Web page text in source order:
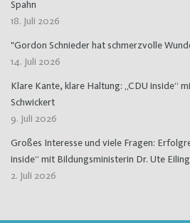
Spahn
18. Juli 2026
"Gordon Schnieder hat schmerzvolle
14. Juli 2026
Klare Kante, klare Haltung: „CDU inside“
Schwickert
9. Juli 2026
Großes Interesse und viele Fragen:
inside“ mit Bildungsministerin Dr. Ute
2. Juli 2026